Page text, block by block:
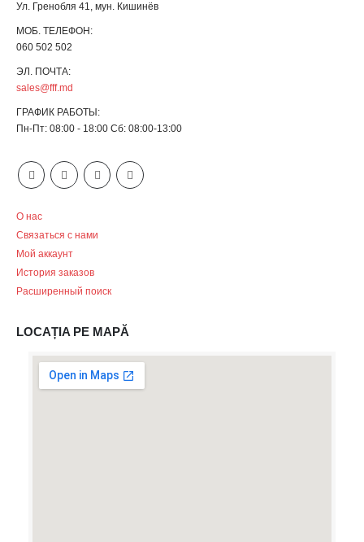
Ул. Гренобля 41, мун. Кишинёв
МОБ. ТЕЛЕФОН:
060 502 502
ЭЛ. ПОЧТА:
sales@fff.md
ГРАФИК РАБОТЫ:
Пн-Пт: 08:00 - 18:00 Сб: 08:00-13:00
О нас
Связаться с нами
Мой аккаунт
История заказов
Расширенный поиск
LOCAȚIA PE MAPĂ